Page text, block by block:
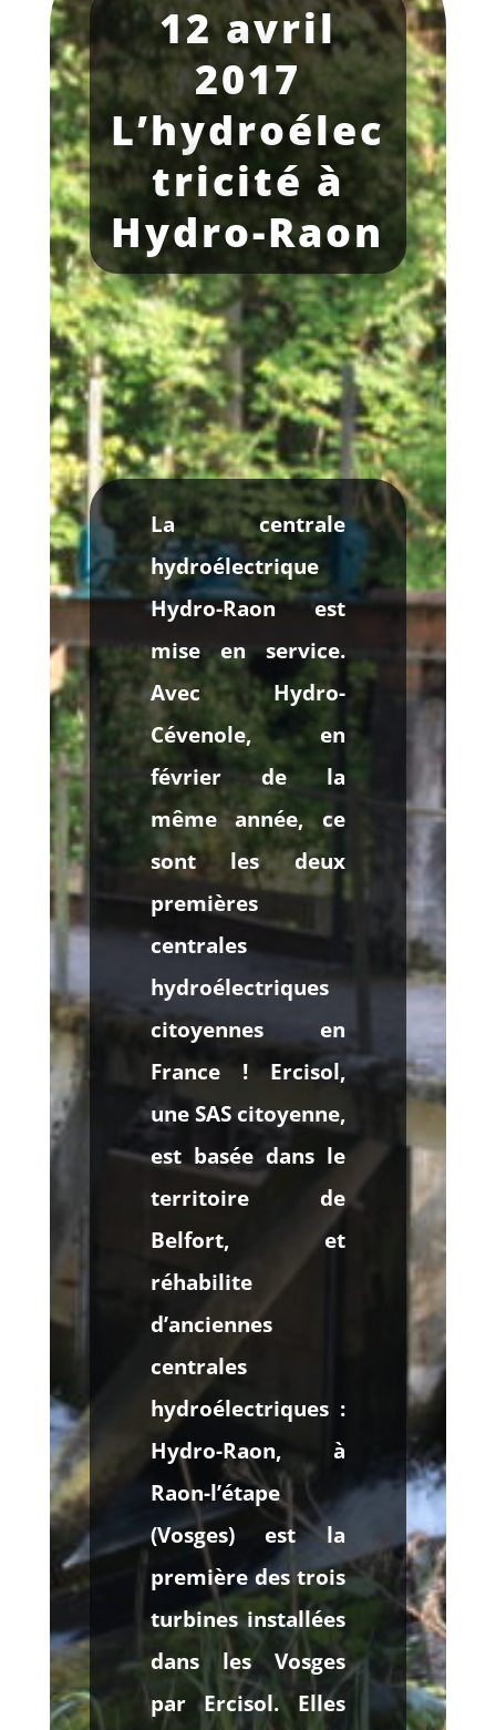
12 avril
2017
L’hydroélec
tricité à
Hydro-Raon
La centrale
hydroélectrique
Hydro-Raon est
mise en service.
Avec Hydro-
Cévenole, en
février de la
même année, ce
sont les deux
premières
centrales
hydroélectriques
citoyennes en
France ! Ercisol,
une SAS citoyenne,
est basée dans le
territoire de
Belfort, et
réhabilite
d’anciennes
centrales
hydroélectriques :
Hydro-Raon, à
Raon-l’étape
(Vosges) est la
première des trois
turbines installées
dans les Vosges
par Ercisol. Elles